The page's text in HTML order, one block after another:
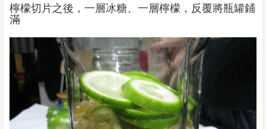
檸檬切片之後，一層冰糖、一層檸檬，反覆將瓶罐鋪
滿